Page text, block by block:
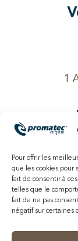
Pour offrir les
que les cookies pour
fait de consentir à
telles que le
fait de ne pas
négatif sur certaines
1